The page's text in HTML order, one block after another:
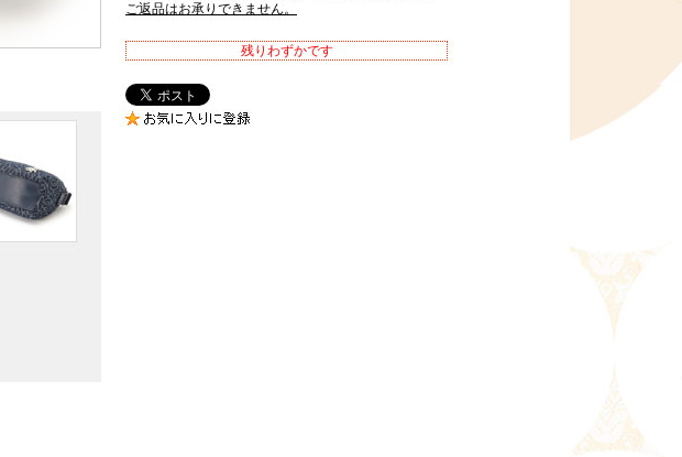
ご返品はお承りできません。
残りわずかです